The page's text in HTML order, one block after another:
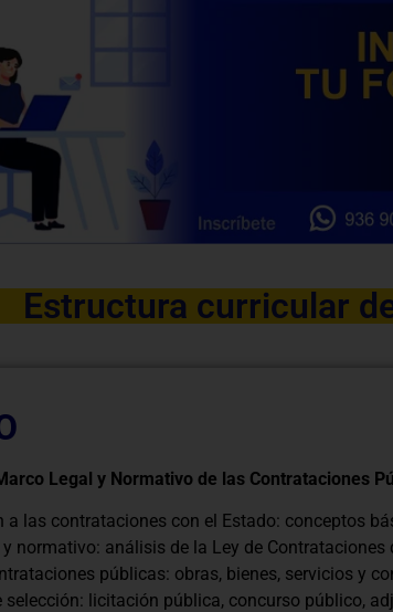
Estructura curricular
Legal y Normativo de las Contrataciones
a las contrataciones con el Estado: conceptos
normativo: análisis de la Ley de Contrataciones
públicas: obras, bienes, servicios y
selección: licitación pública, concurso público,